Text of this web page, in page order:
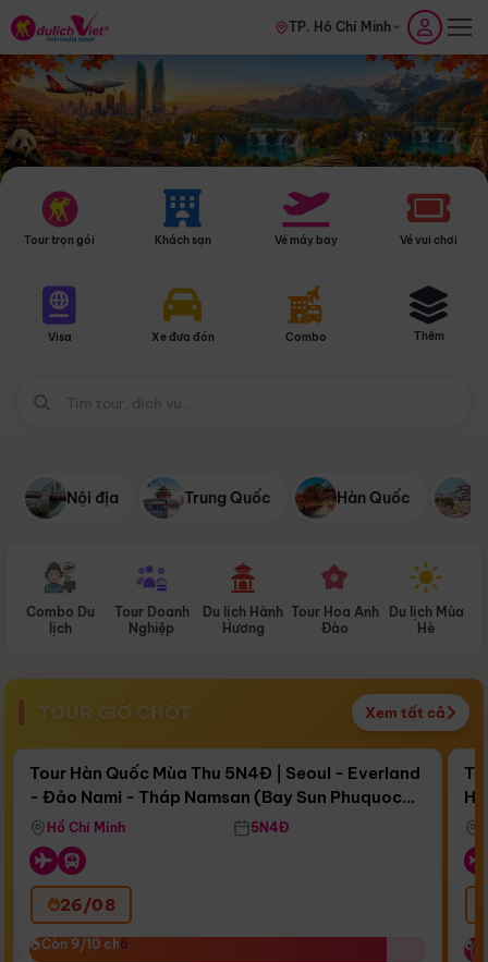
TP. Hồ Chí Minh
Tour trọn gói Khách sạn Vé máy bay Vé vui chơi
Visa Xe đưa đón Combo Thêm
Nội địa Trung Quốc Hàn Quốc
Combo Du
lịch
Tour Doanh
Nghiệp
Du lịch Hành
Hương
Tour Hoa Anh
Đào
Du lịch Mùa
Hè
TOUR GIỜ CHÓT Xem tất cả
Còn16 ngày 21:00:32
Bay Sun Phuquoc Airways
Điểm nổi bật
Tour Hàn Quốc Mùa Thu 5N4Đ | Seoul - Everland
- Đảo Nami - Tháp Namsan (Bay Sun Phuquoc
Airways)
Hồ Chí Minh 5N4Đ
26/08
Còn 9/10 chỗ
Còn 9/10 chỗ